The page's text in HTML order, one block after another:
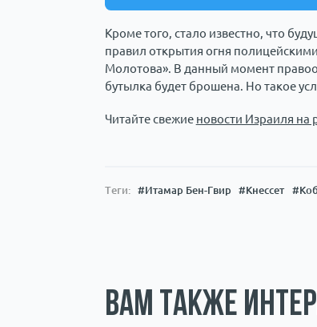
Кроме того, стало известно, что
правил открытия огня
Молотова». В данный момент
бутылка будет брошена. Но такое
Читайте свежие новости Израиля на
Теги: #Итамар Бен-Гвир #Кнессет
Вам также